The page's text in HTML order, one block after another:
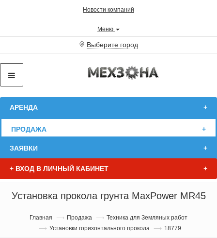
Новости компаний
Меню
Выберите город
АРЕНДА
ПРОДАЖА
ЗАЯВКИ
+ ВХОД В ЛИЧНЫЙ КАБИНЕТ
Установка прокола грунта MaxPower MR45
Главная Продажа
Техника для Земляных работ
Установки горизонтального прокола
18779